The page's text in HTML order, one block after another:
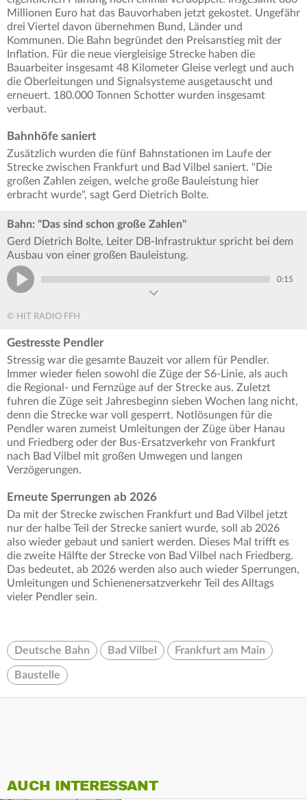
Millionen Euro hat das Bauvorhaben jetzt gekostet. Ungefähr
drei Viertel davon übernehmen Bund, Länder und
Kommunen. Die Bahn begründet den Preisanstieg mit der
Inflation. Für die neue viergleisige Strecke haben die
Bauarbeiter insgesamt 48 Kilometer Gleise verlegt und auch
die Oberleitungen und Signalsysteme ausgetauscht und
erneuert. 180.000 Tonnen Schotter wurden insgesamt
verbaut.
Bahnhöfe saniert
Zusätzlich wurden die fünf Bahnstationen im Laufe der
Strecke zwischen Frankfurt und Bad Vilbel saniert. "Die
großen Zahlen zeigen, welche große Bauleistung hier
erbracht wurde", sagt Gerd Dietrich Bolte.
Bahn: "Das sind schon große Zahlen"
Gerd Dietrich Bolte, Leiter DB-Infrastruktur spricht bei dem
Ausbau von einer großen Bauleistung.
0:15
© HIT RADIO FFH
Gestresste Pendler
Stressig war die gesamte Bauzeit vor allem für Pendler.
Immer wieder fielen sowohl die Züge der S6-Linie, als auch
die Regional- und Fernzüge auf der Strecke aus. Zuletzt
fuhren die Züge seit Jahresbeginn sieben Wochen lang nicht,
denn die Strecke war voll gesperrt. Notlösungen für die
Pendler waren zumeist Umleitungen der Züge über Hanau
und Friedberg oder der Bus-Ersatzverkehr von Frankfurt
nach Bad Vilbel mit großen Umwegen und langen
Verzögerungen.
Erneute Sperrungen ab 2026
Da mit der Strecke zwischen Frankfurt und Bad Vilbel jetzt
nur der halbe Teil der Strecke saniert wurde, soll ab 2026
also wieder gebaut und saniert werden. Dieses Mal trifft es
die zweite Hälfte der Strecke von Bad Vilbel nach Friedberg.
Das bedeutet, ab 2026 werden also auch wieder Sperrungen,
Umleitungen und Schienenersatzverkehr Teil des Alltags
vieler Pendler sein.
Deutsche Bahn Bad Vilbel Frankfurt am Main
Baustelle
AUCH INTERESSANT